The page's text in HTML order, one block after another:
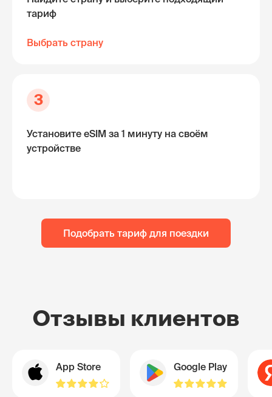
тариф
Выбрать страну
3
Установите eSIM за 1 минуту на своём
устройстве
Подобрать тариф для поездки
Отзывы клиентов
App Store Google Play